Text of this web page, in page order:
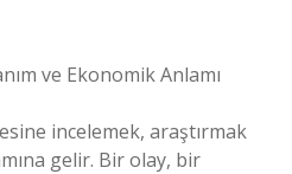
ve Ekonomik Anlamı
incelemek, araştırmak
gelir. Bir olay, bir